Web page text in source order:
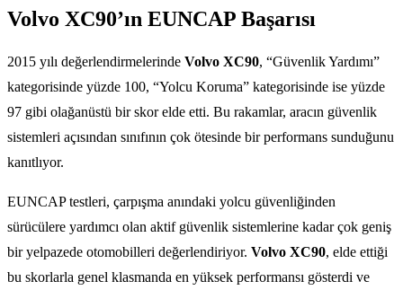
Volvo XC90’ın EUNCAP Başarısı
2015 yılı değerlendirmelerinde Volvo XC90, “Güvenlik Yardımı”
kategorisinde yüzde 100, “Yolcu Koruma” kategorisinde ise yüzde
97 gibi olağanüstü bir skor elde etti. Bu rakamlar, aracın güvenlik
sistemleri açısından sınıfının çok ötesinde bir performans sunduğunu
kanıtlıyor.
EUNCAP testleri, çarpışma anındaki yolcu güvenliğinden
sürücülere yardımcı olan aktif güvenlik sistemlerine kadar çok geniş
bir yelpazede otomobilleri değerlendiriyor. Volvo XC90, elde ettiği
bu skorlarla genel klasmanda en yüksek performansı gösterdi ve